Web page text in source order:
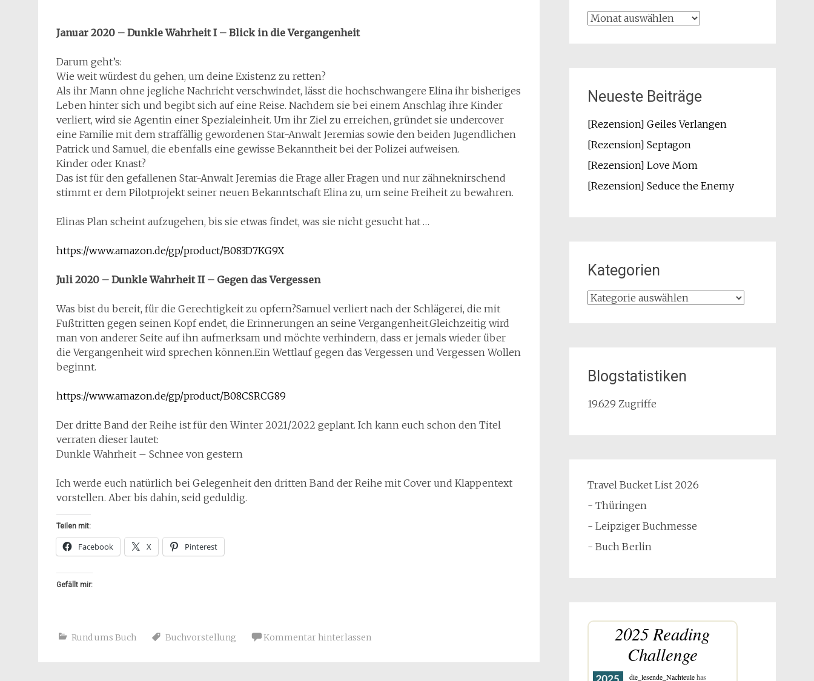
Januar 2020 – Dunkle Wahrheit I – Blick in die Vergangenheit
Darum geht’s:
Wie weit würdest du gehen, um deine Existenz zu retten?
Als ihr Mann ohne jegliche Nachricht verschwindet, lässt die hochschwangere Elina ihr bisheriges
Leben hinter sich und begibt sich auf eine Reise. Nachdem sie bei einem Anschlag ihre Kinder
verliert, wird sie Agentin einer Spezialeinheit. Um ihr Ziel zu erreichen, gründet sie undercover
eine Familie mit dem straffällig gewordenen Star-Anwalt Jeremias sowie den beiden Jugendlichen
Patrick und Samuel, die ebenfalls eine gewisse Bekanntheit bei der Polizei aufweisen.
Kinder oder Knast?
Das ist für den gefallenen Star-Anwalt Jeremias die Frage aller Fragen und nur zähneknirschend
stimmt er dem Pilotprojekt seiner neuen Bekanntschaft Elina zu, um seine Freiheit zu bewahren.
Elinas Plan scheint aufzugehen, bis sie etwas findet, was sie nicht gesucht hat …
https://www.amazon.de/gp/product/B083D7KG9X
Juli 2020 – Dunkle Wahrheit II – Gegen das Vergessen
Was bist du bereit, für die Gerechtigkeit zu opfern?Samuel verliert nach der Schlägerei, die mit
Fußtritten gegen seinen Kopf endet, die Erinnerungen an seine Vergangenheit.Gleichzeitig wird
man von anderer Seite auf ihn aufmerksam und möchte verhindern, dass er jemals wieder über
die Vergangenheit wird sprechen können.Ein Wettlauf gegen das Vergessen und Vergessen Wollen
beginnt.
https://www.amazon.de/gp/product/B08CSRCG89
Der dritte Band der Reihe ist für den Winter 2021/2022 geplant. Ich kann euch schon den Titel
verraten dieser lautet:
Dunkle Wahrheit – Schnee von gestern
Ich werde euch natürlich bei Gelegenheit den dritten Band der Reihe mit Cover und Klappentext
vorstellen. Aber bis dahin, seid geduldig.
Teilen mit:
Facebook X Pinterest
Gefällt mir:
Rund ums Buch Buchvorstellung Kommentar hinterlassen
Archiv
Neueste Beiträge
[Rezension] Geiles Verlangen
[Rezension] Septagon
[Rezension] Love Mom
[Rezension] Seduce the Enemy
Kategorien
Kategorien
Blogstatistiken
19.629 Zugriffe
Travel Bucket List 2026
- Thüringen
- Leipziger Buchmesse
- Buch Berlin
2025 Reading
Challenge
die_lesende_Nachteulehas